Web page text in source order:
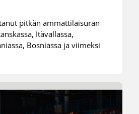
pitkän ammattilaisuran
Itävallassa,
Bosniassa ja viimeksi